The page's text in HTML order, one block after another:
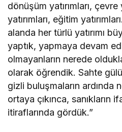
dönüşüm yatırımları, çevre
yatırımları, eğitim
alanda her türlü yatırımı
yaptık, yapmaya devam
olmayanların nerede
olarak öğrendik. Sahte
gizli buluşmaların ardında
ortaya çıkınca, sanıkların
itiraflarında gördük.”